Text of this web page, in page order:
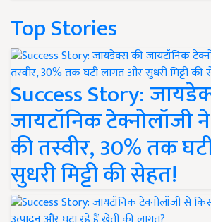
Top Stories
Success Story:
जायटॉनिक टेक्नोलॉजी
की तस्वीर, 30% तक
सुधरी मिट्टी की सेहत!